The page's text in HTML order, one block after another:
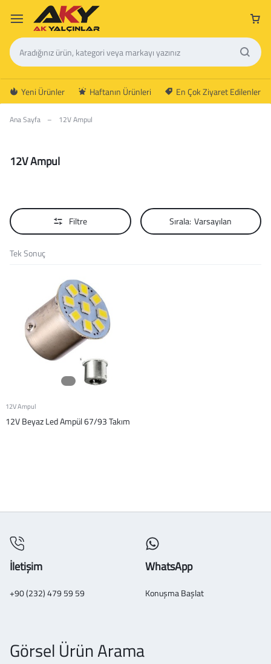
Yeni Ürünler Haftanın Ürünleri En Çok Ziyaret Edilenler
Ana Sayfa – 12V Ampul
12V Ampul
Filtre Sırala: Varsayılan
Tek Sonuç
12V Ampul
12V Beyaz Led Ampül 67/93 Takım
İletişim
+90 (232) 479 59 59
WhatsApp
Konuşma Başlat
Görsel Ürün Arama